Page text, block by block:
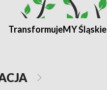
TransformujeMY Śląskie